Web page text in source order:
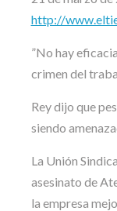
http://
”No hay
crimen del
Rey dijo que
siendo
La Unión
asesinato de
la empresa